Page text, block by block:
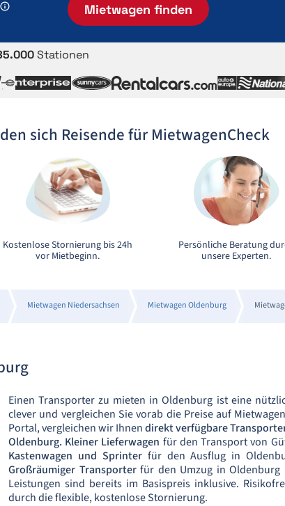
Mietwagen finden
Stationen
sich Reisende für MietwagenCheck
Kostenlose Stornierung bis 24h
vor Mietbeginn.
Persönliche Beratung
unsere Experten.
Mietwagen Niedersachsen Mietwagen Oldenburg
Einen Transporter zu mieten in Oldenburg ist eine
clever und vergleichen Sie vorab die Preise auf
Portal, vergleichen wir Ihnendirekt verfügbare
Oldenburg. Kleiner Lieferwagen für den Transport von
Kastenwagen und Sprinterfür den Ausflug in
Großräumiger Transporterfür den Umzug in Oldenburg
Leistungen sind bereits im Basispreis inklusive.
durch die flexible, kostenlose Stornierung.